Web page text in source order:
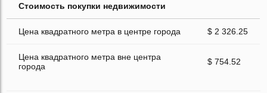
Стоимость покупки недвижимости
Цена квадратного метра в центре города $ 2 326.25
Цена квадратного метра вне центра
города
$ 754.52